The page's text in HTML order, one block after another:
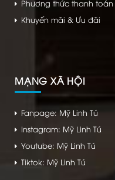
Phương thức thanh toán
Khuyến mãi & Ưu đãi
MẠNG XÃ HỘI
Fanpage: Mỹ Linh Tú
Instagram: Mỹ Linh Tú
Youtube: Mỹ Linh Tú
Tiktok: Mỹ Linh Tú